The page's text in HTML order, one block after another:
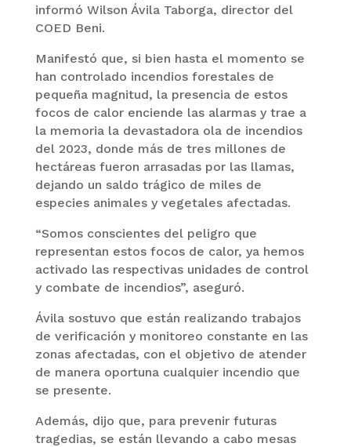
informó Wilson Ávila Taborga, director del
COED Beni.
Manifestó que, si bien hasta el momento se
han controlado incendios forestales de
pequeña magnitud, la presencia de estos
focos de calor enciende las alarmas y trae a
la memoria la devastadora ola de incendios
del 2023, donde más de tres millones de
hectáreas fueron arrasadas por las llamas,
dejando un saldo trágico de miles de
especies animales y vegetales afectadas.
“Somos conscientes del peligro que
representan estos focos de calor, ya hemos
activado las respectivas unidades de control
y combate de incendios”, aseguró.
Ávila sostuvo que están realizando trabajos
de verificación y monitoreo constante en las
zonas afectadas, con el objetivo de atender
de manera oportuna cualquier incendio que
se presente.
Además, dijo que, para prevenir futuras
tragedias, se están llevando a cabo mesas